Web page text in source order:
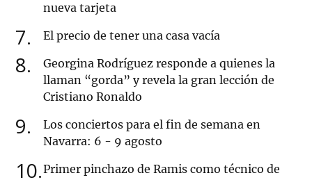
nueva tarjeta
7 El precio de tener una casa vacía
8
Georgina Rodríguez responde a quienes la
llaman “gorda” y revela la gran lección de
Cristiano Ronaldo
9
Los conciertos para el fin de semana en
Navarra: 6 - 9 agosto
10 Primer pinchazo de Ramis como técnico de